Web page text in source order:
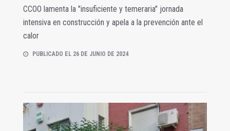
CCOO lamenta la "insuficiente y temeraria" jornada
intensiva en construcción y apela a la prevención ante el
calor
PUBLICADO EL 26 DE JUNIO DE 2024